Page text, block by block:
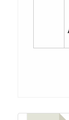
展
字
轉
「
有